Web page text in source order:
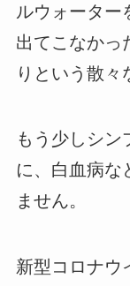
ルウォーター
出てこなかっ
りという散々
もう少しシン
に、白血病な
ません。
新型コロナウ